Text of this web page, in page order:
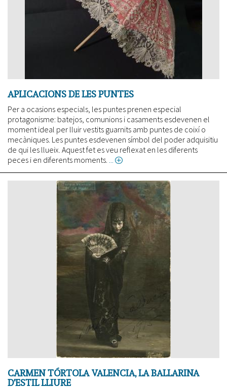
APLICACIONS DE LES PUNTES
Per a ocasions especials, les puntes prenen especial
protagonisme: batejos, comunions i casaments esdevenen el
moment ideal per lluir vestits guarnits amb puntes de coixí o
mecàniques. Les puntes esdevenen símbol del poder adquisitiu
de qui les llueix. Aquest fet es veu reflexat en les diferents
peces i en diferents moments.
de
les
puntes
CARMEN TÓRTOLA VALENCIA, LA BALLARINA
D'ESTIL LLIURE